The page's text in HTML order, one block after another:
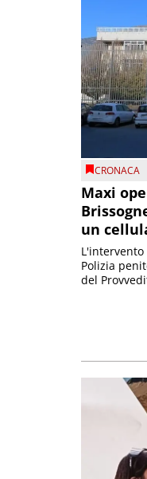
CRONACA
Maxi
un
Polizia
del